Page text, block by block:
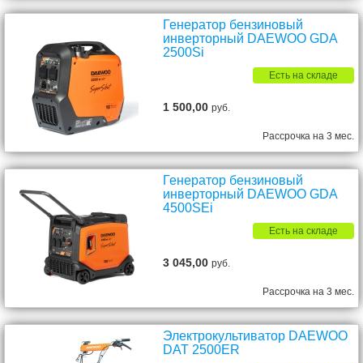
Генератор бензиновый
инверторный DAEWOO GDA
2500Si
Есть на складе
1 500,00руб.
Рассрочка на 3 мес.
Генератор бензиновый
инверторный DAEWOO GDA
4500SEi
Есть на складе
3 045,00руб.
Рассрочка на 3 мес.
Электрокультиватор DAEWOO
DAT 2500ER